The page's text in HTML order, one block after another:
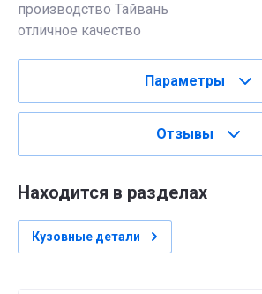
производство Тайвань
отличное качество
Параметры
Отзывы
Находится в разделах
Кузовные детали